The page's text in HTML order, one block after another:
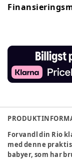
Forvandl din Rio
med denne
babyer, som har